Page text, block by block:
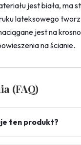
jest biała, ma
lateksowego
jest na
na ścianie.
(FAQ)
ten produkt?